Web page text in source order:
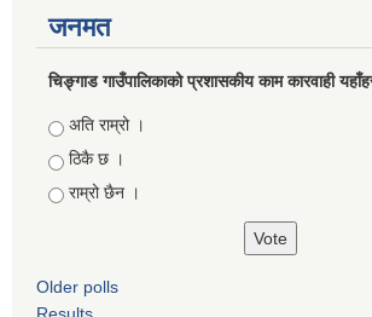
जनमत
चिङ्गाड गाउँपालिकाको प्रशासकीय काम कारवाही
Choices
अति राम्रो ।
ठिकै छ ।
राम्रो छैन ।
Older polls